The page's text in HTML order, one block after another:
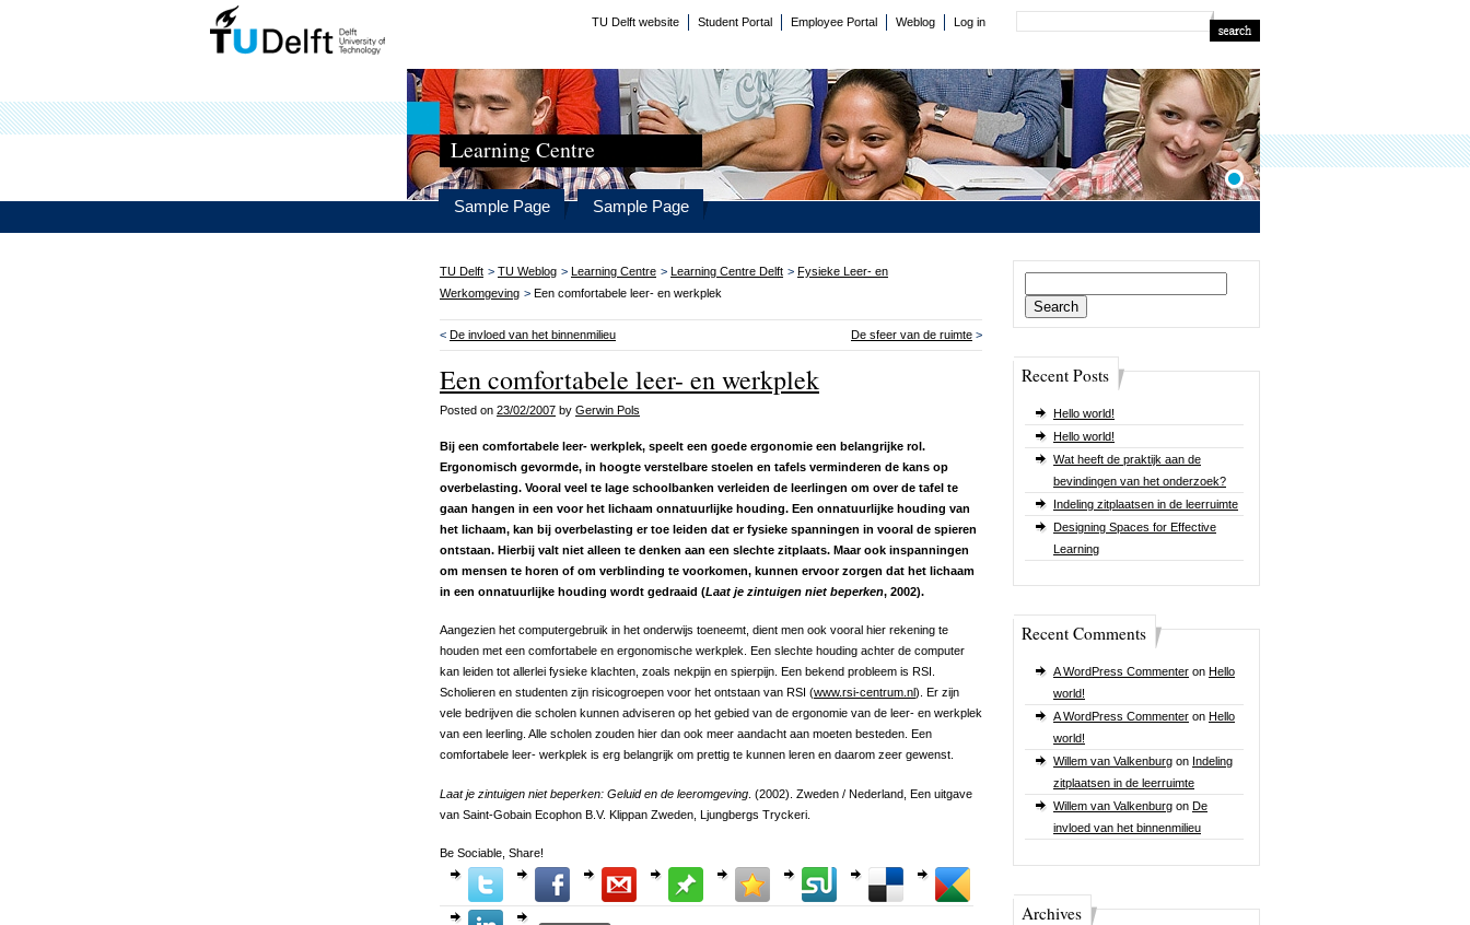
TU Delft website Student Portal Employee Portal Weblog Log in
Learning Centre
Sample Page Sample Page
for:
Recent Posts
Hello world!
Hello world!
Wat heeft de praktijk aan de
bevindingen van het onderzoek?
Indeling zitplaatsen in de leerruimte
Designing Spaces for Effective
Learning
Recent Comments
A WordPress Commenter on Hello
world!
A WordPress Commenter on Hello
world!
Willem van Valkenburg on Indeling
zitplaatsen in de leerruimte
Willem van Valkenburg on De
invloed van het binnenmilieu
Archives
TU Delft > TU Weblog > Learning Centre > Learning Centre Delft > Fysieke Leer- en
Werkomgeving > Een comfortabele leer- en werkplek
< De invloed van het binnenmilieu De sfeer van de ruimte >
Een comfortabele leer- en werkplek
Posted on 23/02/2007 by Gerwin Pols
Bij een comfortabele leer- werkplek, speelt een goede ergonomie een belangrijke rol.
Ergonomisch gevormde, in hoogte verstelbare stoelen en tafels verminderen de kans op
overbelasting. Vooral veel te lage schoolbanken verleiden de leerlingen om over de tafel te
gaan hangen in een voor het lichaam onnatuurlijke houding. Een onnatuurlijke houding van
het lichaam, kan bij overbelasting er toe leiden dat er fysieke spanningen in vooral de spieren
ontstaan. Hierbij valt niet alleen te denken aan een slechte zitplaats. Maar ook inspanningen
om mensen te horen of om verblinding te voorkomen, kunnen ervoor zorgen dat het lichaam
in een onnatuurlijke houding wordt gedraaid (Laat je zintuigen niet beperken, 2002).
Aangezien het computergebruik in het onderwijs toeneemt, dient men ook vooral hier rekening te
houden met een comfortabele en ergonomische werkplek. Een slechte houding achter de computer
kan leiden tot allerlei fysieke klachten, zoals nekpijn en spierpijn. Een bekend probleem is RSI.
Scholieren en studenten zijn risicogroepen voor het ontstaan van RSI (www.rsi-centrum.nl). Er zijn
vele bedrijven die scholen kunnen adviseren op het gebied van de ergonomie van de leer- en werkplek
van een leerling. Alle scholen zouden hier dan ook meer aandacht aan moeten besteden. Een
comfortabele leer- werkplek is erg belangrijk om prettig te kunnen leren en daarom zeer gewenst.
Laat je zintuigen niet beperken: Geluid en de leeromgeving . (2002). Zweden / Nederland, Een uitgave
van Saint-Gobain Ecophon B.V. Klippan Zweden, Ljungbergs Tryckeri.
Be Sociable, Share!